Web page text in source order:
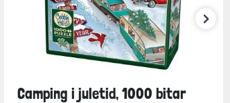
Camping i juletid, 1000 bitar